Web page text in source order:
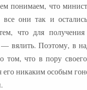
понимаем, что
все они так и
что для
— вялить. Поэтому, в
том, что в пору
его никаким особым